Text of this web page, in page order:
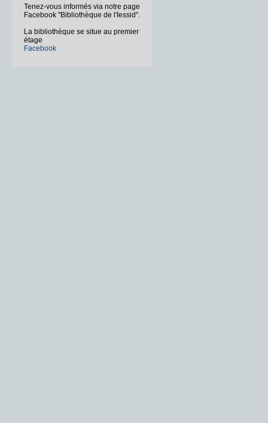
Tenez-vous informés via notre page
Facebook "Bibliothèque de l'Iessid".
La bibliothèque se situe au premier
étage
Facebook